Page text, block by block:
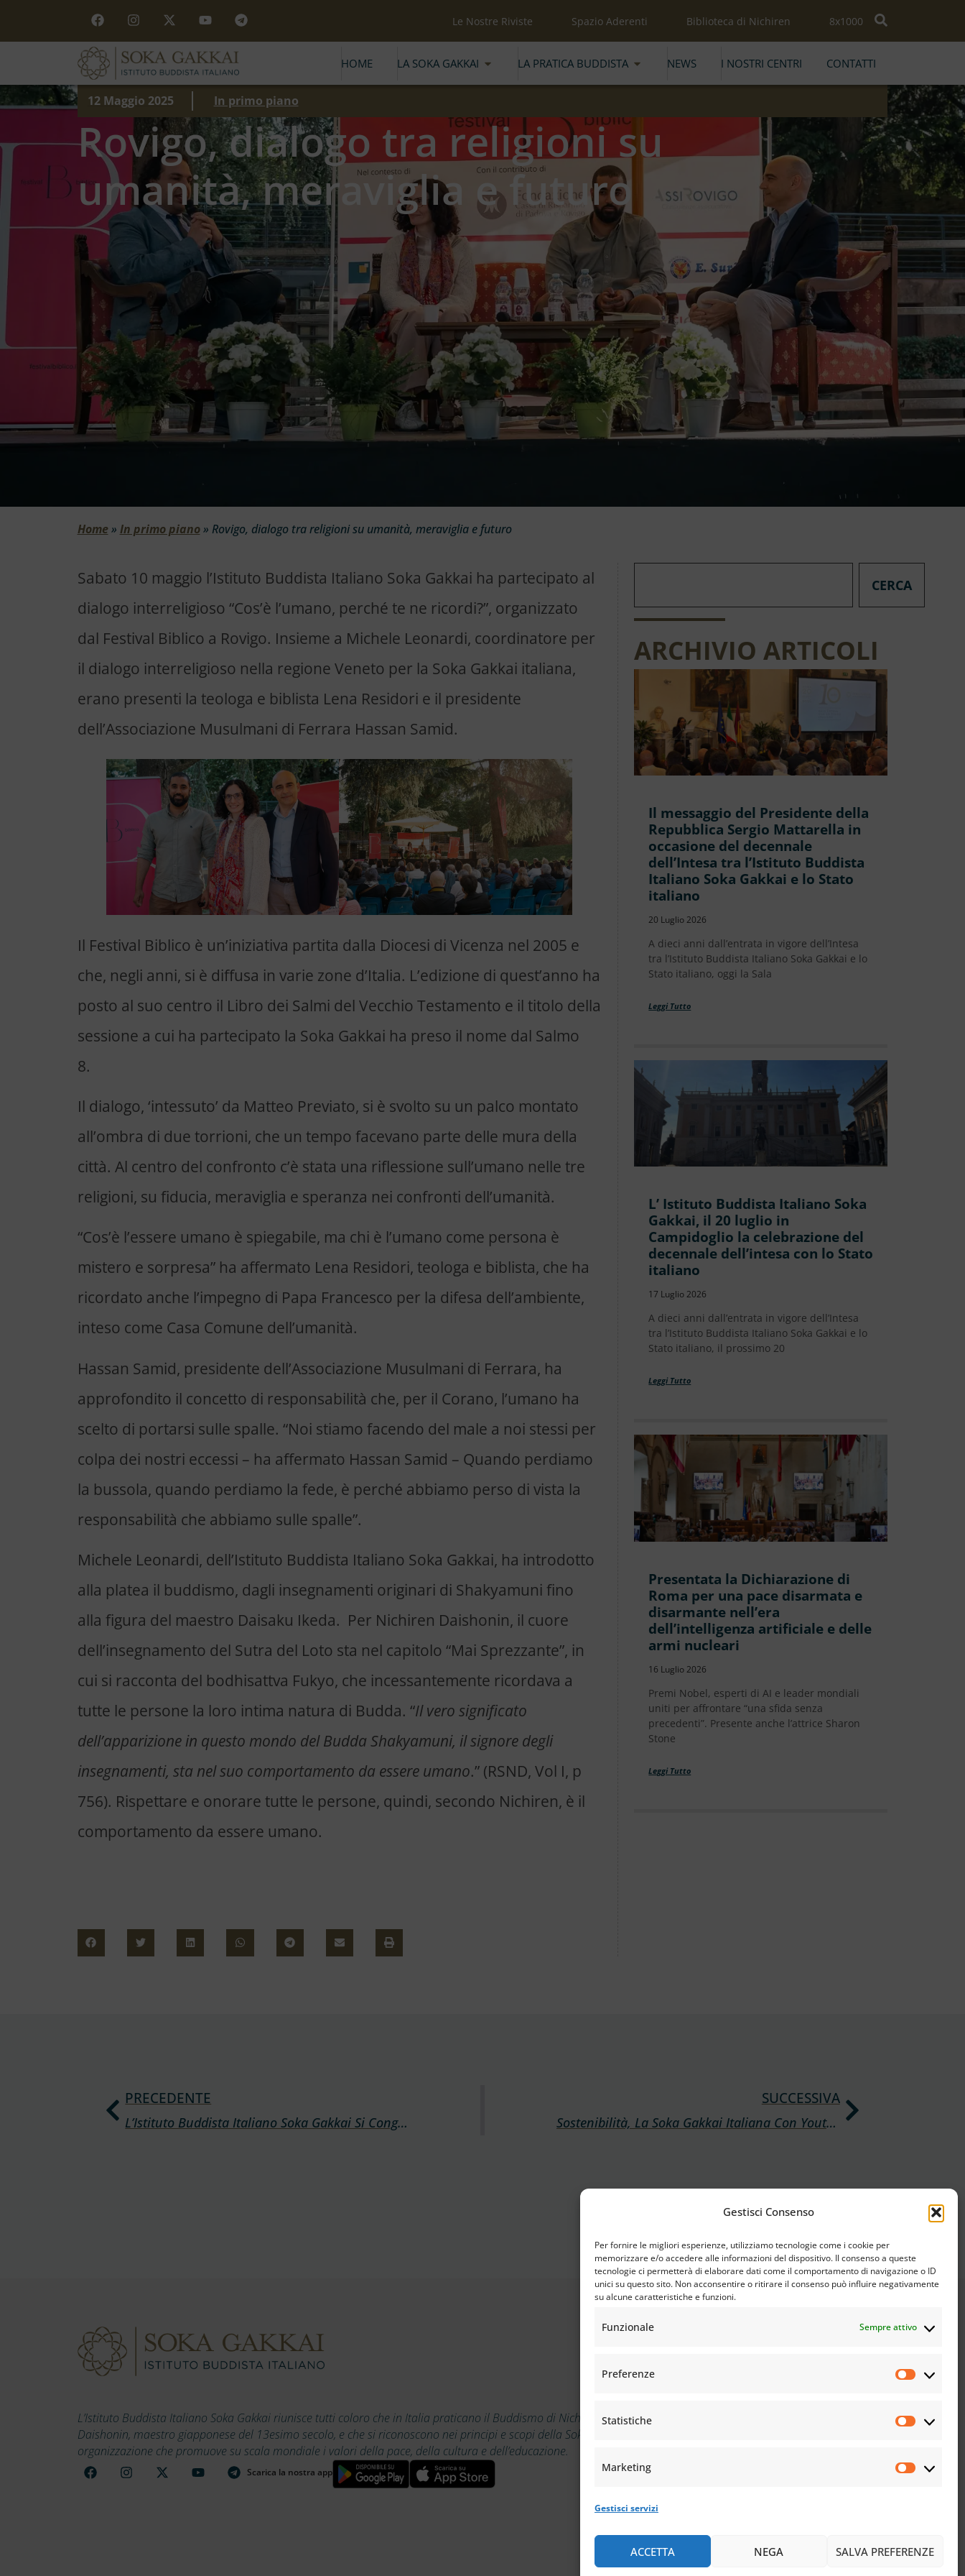
Gestisci Consenso
Per fornire le migliori esperienze, utilizziamo tecnologie come i cookie per
memorizzare e/o accedere alle informazioni del dispositivo. Il consenso a queste
tecnologie ci permetterà di elaborare dati come il comportamento di navigazione o ID
unici su questo sito. Non acconsentire o ritirare il consenso può influire negativamente
su alcune caratteristiche e funzioni.
Funzionale Sempre attivo
Preferenze
Statistiche
Marketing
Gestisci servizi
ACCETTA NEGA SALVA PREFERENZE
Le Nostre Riviste Spazio Aderenti Biblioteca di Nichiren 8x1000
HOME LA SOKA GAKKAI LA PRATICA BUDDISTA NEWS I NOSTRI CENTRI CONTATTI
12 Maggio 2025 In primo piano
Rovigo, dialogo tra religioni su
umanità, meraviglia e futuro
Home» In primo piano» Rovigo, dialogo tra religioni su umanità, meraviglia e futuro
Sabato 10 maggio l’Istituto Buddista Italiano Soka Gakkai ha partecipato al
dialogo interreligioso “Cos’è l’umano, perché te ne ricordi?”, organizzato
dal Festival Biblico a Rovigo. Insieme a Michele Leonardi, coordinatore per
il dialogo interreligioso nella regione Veneto per la Soka Gakkai italiana,
erano presenti la teologa e biblista Lena Residori e il presidente
dell’Associazione Musulmani di Ferrara Hassan Samid.
Il Festival Biblico è un’iniziativa partita dalla Diocesi di Vicenza nel 2005 e
che, negli anni, si è diffusa in varie zone d’Italia. L’edizione di quest’anno ha
posto al suo centro il Libro dei Salmi del Vecchio Testamento e il titolo della
sessione a cui ha partecipato la Soka Gakkai ha preso il nome dal Salmo
8.
Il dialogo, ‘intessuto’ da Matteo Previato, si è svolto su un palco montato
all’ombra di due torrioni, che un tempo facevano parte delle mura della
città. Al centro del confronto c’è stata una riflessione sull’umano nelle tre
religioni, su fiducia, meraviglia e speranza nei confronti dell’umanità.
“Cos’è l’essere umano è spiegabile, ma chi è l’umano come persona è
mistero e sorpresa” ha affermato Lena Residori, teologa e biblista, che ha
ricordato anche l’impegno di Papa Francesco per la difesa dell’ambiente,
inteso come Casa Comune dell’umanità.
Hassan Samid, presidente dell’Associazione Musulmani di Ferrara, ha
approfondito il concetto di responsabilità che, per il Corano, l’umano ha
scelto di portarsi sulle spalle. “Noi stiamo facendo del male a noi stessi per
colpa dei nostri eccessi – ha affermato Hassan Samid – Quando perdiamo
la bussola, quando perdiamo la fede, è perché abbiamo perso di vista la
responsabilità che abbiamo sulle spalle”.
Michele Leonardi, dell’Istituto Buddista Italiano Soka Gakkai, ha introdotto
alla platea il buddismo, dagli insegnamenti originari di Shakyamuni fino
alla figura del maestro Daisaku Ikeda. Per Nichiren Daishonin, il cuore
dell’insegnamento del Sutra del Loto sta nel capitolo “Mai Sprezzante”, in
cui si racconta del bodhisattva Fukyo, che incessantemente ricordava a
tutte le persone la loro intima natura di Budda. “Il vero significato
dell’apparizione in questo mondo del Budda Shakyamuni, il signore degli
insegnamenti, sta nel suo comportamento da essere umano.” (RSND, Vol I, p
756). Rispettare e onorare tutte le persone, quindi, secondo Nichiren, è il
comportamento da essere umano.
CERCA
ARCHIVIO ARTICOLI
Il messaggio del Presidente della
Repubblica Sergio Mattarella in
occasione del decennale
dell’Intesa tra l’Istituto Buddista
Italiano Soka Gakkai e lo Stato
italiano
20 Luglio 2026
A dieci anni dall’entrata in vigore dell’Intesa
tra l’Istituto Buddista Italiano Soka Gakkai e lo
Stato italiano, oggi la Sala
Leggi Tutto
L’ Istituto Buddista Italiano Soka
Gakkai, il 20 luglio in
Campidoglio la celebrazione del
decennale dell’intesa con lo Stato
italiano
17 Luglio 2026
A dieci anni dall’entrata in vigore dell’Intesa
tra l’Istituto Buddista Italiano Soka Gakkai e lo
Stato italiano, il prossimo 20
Leggi Tutto
Presentata la Dichiarazione di
Roma per una pace disarmata e
disarmante nell’era
dell’intelligenza artificiale e delle
armi nucleari
16 Luglio 2026
Premi Nobel, esperti di AI e leader mondiali
uniti per affrontare “una sfida senza
precedenti”. Presente anche l’attrice Sharon
Stone
Leggi Tutto
PRECEDENTE
L’Istituto Buddista Italiano Soka Gakkai Si Congratula Con Papa Leone XIV
SUCCESSIVA
Sostenibilità, La Soka Gakkai Italiana Con Youth4Climate Al Salone Del Libro
L’Istituto Buddista Italiano Soka Gakkai riunisce tutti coloro che in Italia praticano il Buddismo di Nichiren
Daishonin, maestro giapponese del 13esimo secolo, e che si riconoscono nei principi e scopi della Soka Gakkai,
organizzazione che promuove su scala mondiale i valori della pace, della cultura e dell’educazione.
Scarica la nostra app